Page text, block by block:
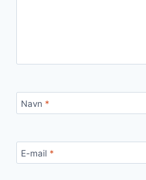
Navn *
E-mail *